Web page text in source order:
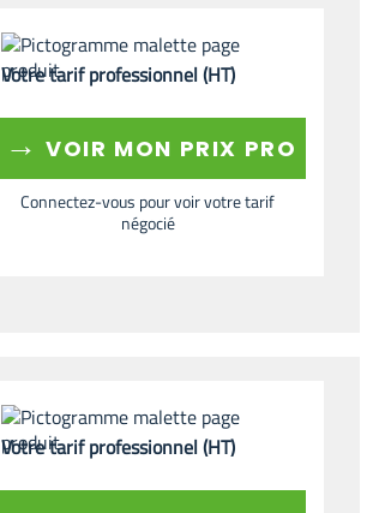
Votre tarif professionnel (HT)
→ VOIR MON PRIX PRO
Connectez-vous pour voir votre tarif
négocié
Votre tarif professionnel (HT)